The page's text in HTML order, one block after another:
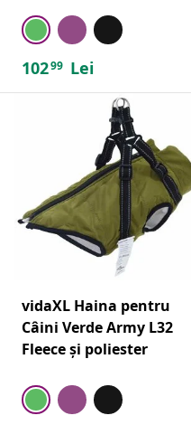
10299 Lei
vidaXL Haina pentru
Câini Verde Army L32
Fleece și poliester